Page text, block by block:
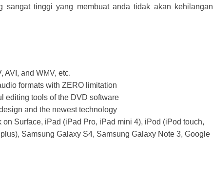
sangat tinggi yang membuat anda tidak akan kehilangan
AVI, and WMV, etc.
formats with ZERO limitation
editing tools of the DVD software
and the newest technology
Surface, iPad (iPad Pro, iPad mini 4), iPod (iPod touch,
Samsung Galaxy S4, Samsung Galaxy Note 3, Google